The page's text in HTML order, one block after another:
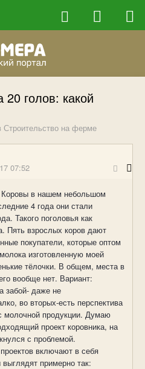
20 голов: какой
Строительство на ферме
07:52
в нашем небольшом
4 года они стали
Такого поголовья как
Пять взрослых коров дают
покупатели, которые оптом
изготовленную моей
тёлочки. В общем, места в
вообще нет. Вариант:
забой- даже не
во вторых-есть перспектива
молочной продукции. Думаю
проект коровника, на
с проблемой.
включают в себя
примерно так: